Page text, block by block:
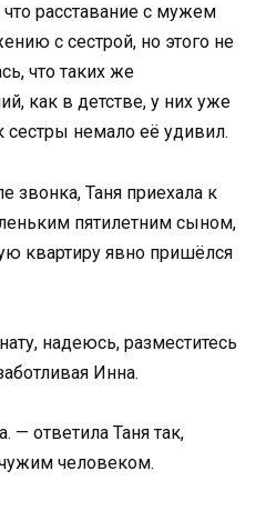
расставание с мужем
с сестрой, но этого не
что таких же
как в детстве, у них уже
сестры немало её удивил.
звонка, Таня приехала к
пятилетним сыном,
квартиру явно пришёлся
надеюсь, разместитесь
Инна.
— ответила Таня так,
человеком.